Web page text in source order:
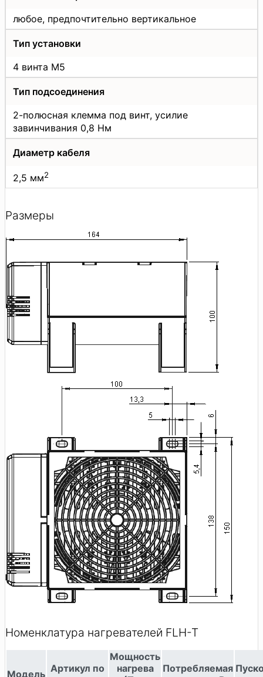
любое, предпочтительно вертикальное
Тип установки
4 винта М5
Тип подсоединения
2-полюсная клемма под винт, усилие
завинчивания 0,8 Нм
Диаметр кабеля
2,5 мм2
Размеры
Номенклатура нагревателей FLH-T
Модель Артикул по
Мощность
нагрева
Потребляемая